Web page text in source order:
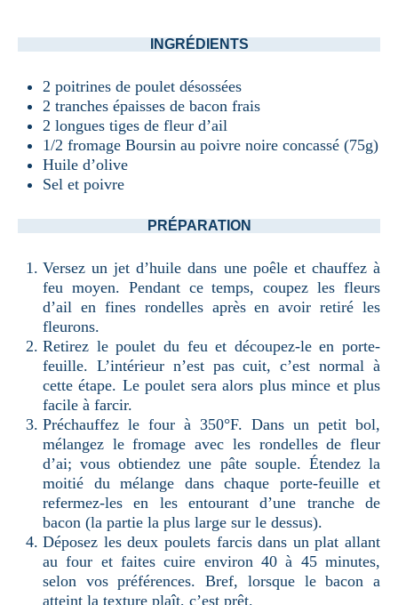
INGRÉDIENTS
2 poitrines de poulet désossées
2 tranches épaisses de bacon frais
2 longues tiges de fleur d’ail
1/2 fromage Boursin au poivre noire concassé (75g)
Huile d’olive
Sel et poivre
PRÉPARATION
Versez un jet d’huile dans une poêle et chauffez à
feu moyen. Pendant ce temps, coupez les fleurs
d’ail en fines rondelles après en avoir retiré les
fleurons.
Retirez le poulet du feu et découpez-le en porte-
feuille. L’intérieur n’est pas cuit, c’est normal à
cette étape. Le poulet sera alors plus mince et plus
facile à farcir.
Préchauffez le four à 350°F. Dans un petit bol,
mélangez le fromage avec les rondelles de fleur
d’ai; vous obtiendez une pâte souple. Étendez la
moitié du mélange dans chaque porte-feuille et
refermez-les en les entourant d’une tranche de
bacon (la partie la plus large sur le dessus).
Déposez les deux poulets farcis dans un plat allant
au four et faites cuire environ 40 à 45 minutes,
selon vos préférences. Bref, lorsque le bacon a
atteint la texture plaît, c’est prêt.